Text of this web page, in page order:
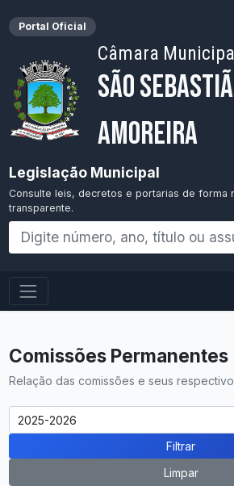
Portal Oficial
Câmara Municipal
São
Amoreira
Legislação Municipal
Consulte leis, decretos e portarias de forma
transparente.
Comissões Permanentes
Relação das comissões e seus
Filtrar
Limpar